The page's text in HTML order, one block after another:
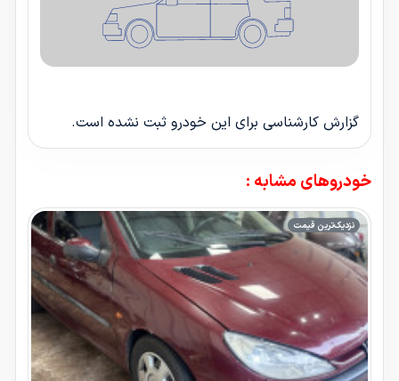
گزارش کارشناسی برای این خودرو ثبت نشده است.
خودروهای مشابه :
نزدیک‌ترین قیمت